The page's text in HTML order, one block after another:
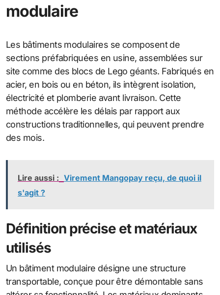
modulaire
Les bâtiments modulaires se composent de
sections préfabriquées en usine, assemblées sur
site comme des blocs de Lego géants. Fabriqués en
acier, en bois ou en béton, ils intègrent isolation,
électricité et plomberie avant livraison. Cette
méthode accélère les délais par rapport aux
constructions traditionnelles, qui peuvent prendre
des mois.
Lire aussi : Virement Mangopay reçu, de quoi il
s'agit ?
Définition précise et matériaux
utilisés
Un bâtiment modulaire désigne une structure
transportable, conçue pour être démontable sans